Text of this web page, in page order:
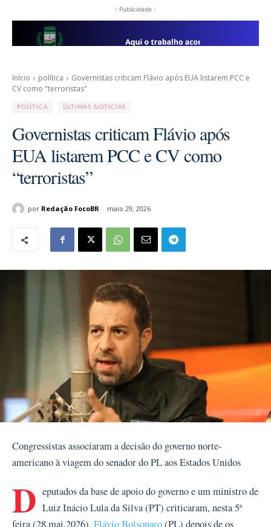
- Publicidade -
Início política
Governistas criticam Flávio após EUA listarem PCC e
CV como "terroristas"
POLÍTICA ÚLTIMAS NOTÍCIAS
Governistas criticam Flávio após
EUA listarem PCC e CV como
“terroristas”
por Redação FocoBR maio 29, 2026
Congressistas associaram a decisão do governo norte-
americano à viagem do senador do PL aos Estados Unidos
D eputados da base de apoio do governo e um ministro de
Luiz Inácio Lula da Silva (PT) criticaram, nesta 5ª
feira (28.mai.2026), Flávio Bolsonaro(PL) depois de os